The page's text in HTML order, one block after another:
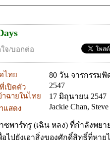
จ/บอกต่อ
ไทย 80 วัน จารกรรม
เปิดตัว 2547
าฉายในไทย 17 มิถุนายน 2547
แสดง Jackie Chan,
ซพาร์ทรู (เฉิน หลง) ที่กำลังพยา
อไปยังเอาสิ่งของศักดิ์สิทธิ์ที่หา